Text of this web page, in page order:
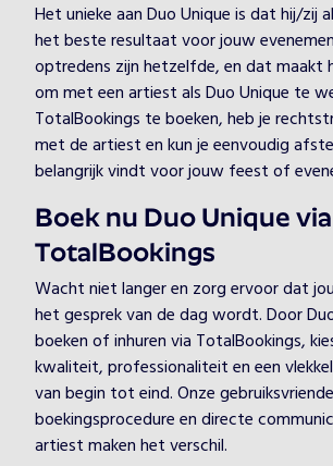
Het unieke aan Duo Unique is dat hij/zij
het beste resultaat voor jouw
optredens zijn hetzelfde, en dat maakt
om met een artiest als Duo Unique te
TotalBookings te boeken, heb je
met de artiest en kun je eenvoudig
belangrijk vindt voor jouw feest of
Boek nu Duo Unique via
TotalBookings
Wacht niet langer en zorg ervoor dat
het gesprek van de dag wordt. Door
boeken of inhuren via TotalBookings,
kwaliteit, professionaliteit en een
van begin tot eind. Onze
boekingsprocedure en directe
artiest maken het verschil.